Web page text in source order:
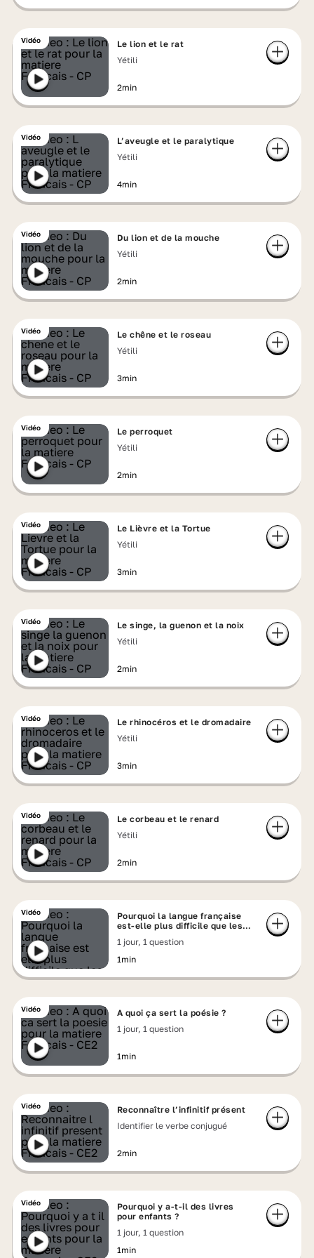
Vidéo
Le lion et le rat
Yétili
2min
Vidéo
L’aveugle et le paralytique
Yétili
4min
Vidéo
Du lion et de la mouche
Yétili
2min
Vidéo
Le chêne et le roseau
Yétili
3min
Vidéo
Le perroquet
Yétili
2min
Vidéo
Le Lièvre et la Tortue
Yétili
3min
Vidéo
Le singe, la guenon et la noix
Yétili
2min
Vidéo
Le rhinocéros et le dromadaire
Yétili
3min
Vidéo
Le corbeau et le renard
Yétili
2min
Vidéo
Pourquoi la langue française
est-elle plus difficile que les
1 jour, 1 question
1min
Vidéo
A quoi ça sert la poésie ?
1 jour, 1 question
1min
Vidéo
Reconnaître l’infinitif présent
Identifier le verbe conjugué
2min
Vidéo
Pourquoi y a-t-il des livres
pour enfants ?
1 jour, 1 question
1min